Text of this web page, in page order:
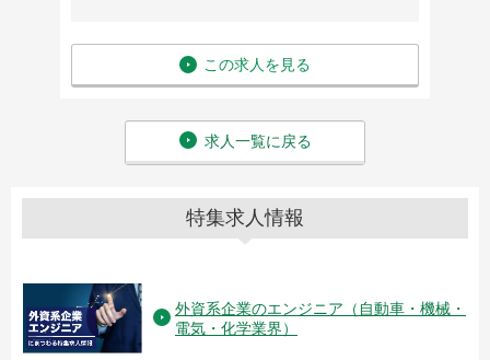
この求人を見る
求人一覧に戻る
特集求人情報
外資系企業のエンジニア（自動車・機械・
電気・化学業界）